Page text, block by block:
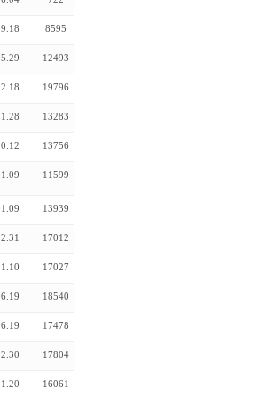
8595
12493
19796
13283
13756
11599
13939
17012
17027
18540
17478
17804
16061